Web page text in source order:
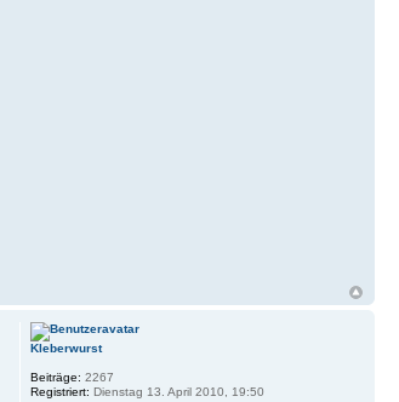
Kleberwurst
Beiträge: 2267
Registriert: Dienstag 13. April 2010, 19:50